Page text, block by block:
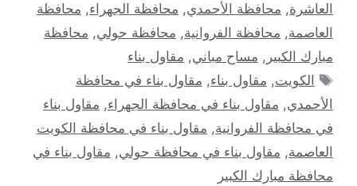
العاشرة, محافظة الأحمدي, محافظة الجهراء, محافظة
العاصمة, محافظة الفروانية, محافظة حولي, محافظة
مبارك الكبير , مساح مباني, مقاول بناء
الوسوم
الكويت, مقاول بناء, مقاول بناء في محافظة
الأحمدي, مقاول بناء في محافظة الجهراء, مقاول بناء
في محافظة الفروانية, مقاول بناء في محافظة الكويت
العاصمة, مقاول بناء في محافظة حولي, مقاول بناء في
محافظة مبارك الكبير